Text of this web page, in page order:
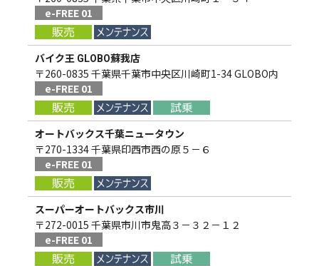
e-FREE 01
バイク王 GLOBO蘇我店
〒260-0835 千葉県千葉市中央区川崎町1-34 GLOBO内
e-FREE 01
オートバックス千葉ニュータウン
〒270-1334 千葉県印西市西の原５－６
e-FREE 01
スーパーオートバックス市川
〒272-0015 千葉県市川市鬼高３－３２－１２
e-FREE 01